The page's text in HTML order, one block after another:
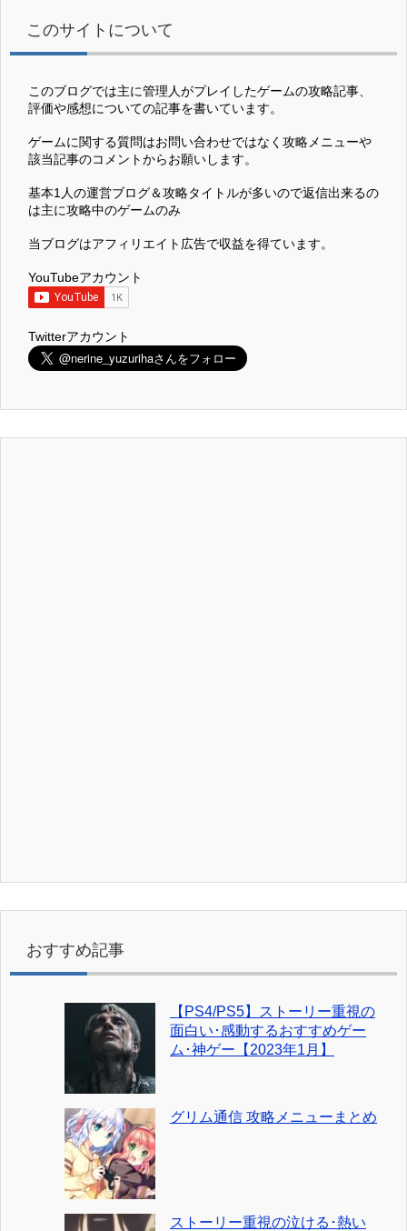
このサイトについて
このブログでは主に管理人がプレイしたゲームの攻略記事、
評価や感想についての記事を書いています。
ゲームに関する質問はお問い合わせではなく攻略メニューや
該当記事のコメントからお願いします。
基本1人の運営ブログ＆攻略タイトルが多いので返信出来るの
は主に攻略中のゲームのみ
当ブログはアフィリエイト広告で収益を得ています。
YouTubeアカウント
Twitterアカウント
おすすめ記事
【PS4/PS5】ストーリー重視の
面白い･感動するおすすめゲー
ム･神ゲー【2023年1月】
グリム通信 攻略メニューまとめ
ストーリー重視の泣ける･熱い